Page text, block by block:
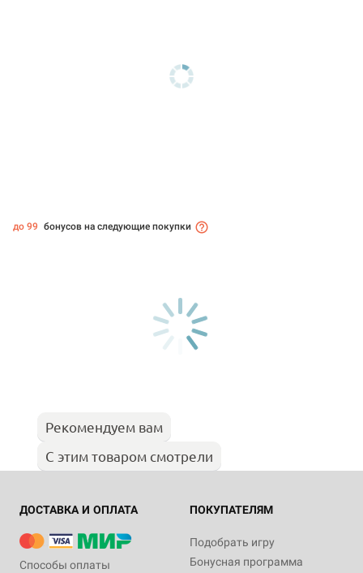
до 99 бонусов на следующие покупки
Рекомендуем вам
С этим товаром смотрели
ДОСТАВКА И ОПЛАТА
Способы оплаты
ПОКУПАТЕЛЯМ
Подобрать игру
Бонусная программа